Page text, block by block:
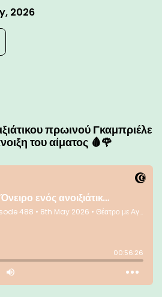
2026
πρωινού Γκαμπριέλε
του αίματος 🩸🌹